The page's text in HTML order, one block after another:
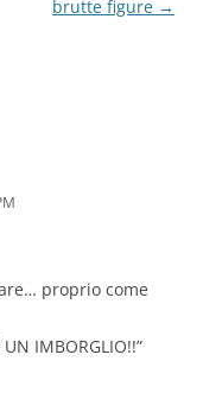
brutte figure →
proprio come
IMBORGLIO!!”